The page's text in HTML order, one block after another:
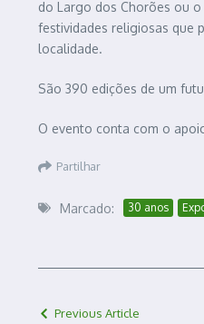
do Largo dos Chorões ou
festividades religiosas que
localidade.
São 390 edições de um
O evento conta com o
Partilhar
Marcado: 30 anos
Previous Article